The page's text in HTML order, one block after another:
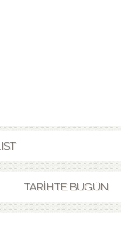
TARİHTE BUGÜN